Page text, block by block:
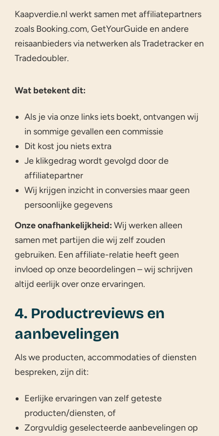
Kaapverdie.nl werkt samen met affiliatepartners
zoals Booking.com, GetYourGuide en andere
reisaanbieders via netwerken als Tradetracker en
Tradedoubler.
Wat betekent dit:
Als je via onze links iets boekt, ontvangen wij
in sommige gevallen een commissie
Dit kost jou niets extra
Je klikgedrag wordt gevolgd door de
affiliatepartner
Wij krijgen inzicht in conversies maar geen
persoonlijke gegevens
Onze onafhankelijkheid: Wij werken alleen
samen met partijen die wij zelf zouden
gebruiken. Een affiliate-relatie heeft geen
invloed op onze beoordelingen – wij schrijven
altijd eerlijk over onze ervaringen.
4. Productreviews en
aanbevelingen
Als we producten, accommodaties of diensten
bespreken, zijn dit:
Eerlijke ervaringen van zelf geteste
producten/diensten, of
Zorgvuldig geselecteerde aanbevelingen op